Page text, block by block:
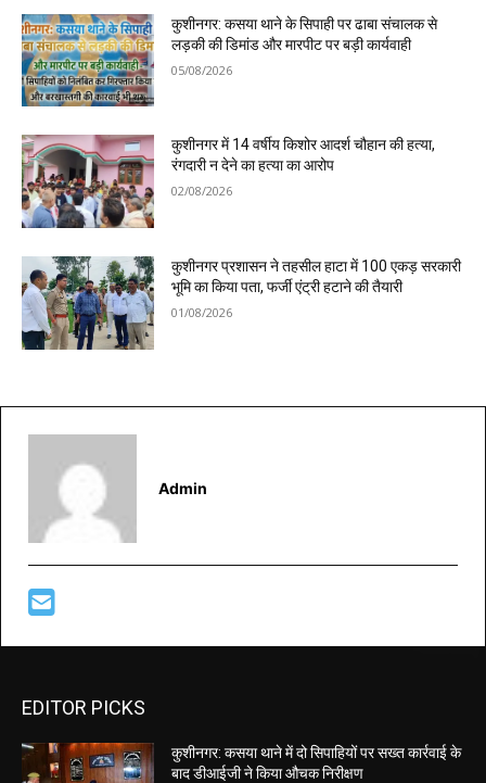
कुशीनगर: कसया थाने के सिपाही पर ढाबा संचालक से
लड़की की डिमांड और मारपीट पर बड़ी कार्यवाही
05/08/2026
कुशीनगर में 14 वर्षीय किशोर आदर्श चौहान की हत्या,
रंगदारी न देने का हत्या का आरोप
02/08/2026
कुशीनगर प्रशासन ने तहसील हाटा में 100 एकड़ सरकारी
भूमि का किया पता, फर्जी एंट्री हटाने की तैयारी
01/08/2026
Admin
EDITOR PICKS
कुशीनगर: कसया थाने में दो सिपाहियों पर सख्त कार्रवाई के
बाद डीआईजी ने किया औचक निरीक्षण